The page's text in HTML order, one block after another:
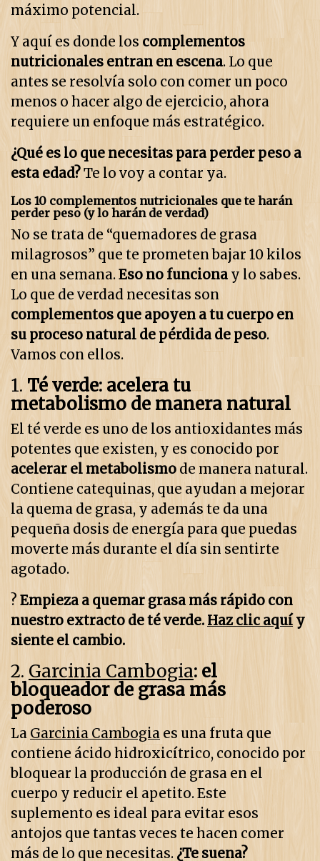
máximo potencial.
Y aquí es donde los complementos
nutricionales entran en escena. Lo que
antes se resolvía solo con comer un poco
menos o hacer algo de ejercicio, ahora
requiere un enfoque más estratégico.
¿Qué es lo que necesitas para perder peso a
esta edad?Te lo voy a contar ya.
Los 10 complementos nutricionales que te harán
perder peso (y lo harán de verdad)
No se trata de “quemadores de grasa
milagrosos” que te prometen bajar 10 kilos
en una semana.Eso no funciona y lo sabes.
Lo que de verdad necesitas son
complementos que apoyen a tu cuerpo en
su proceso natural de pérdida de peso.
Vamos con ellos.
1. Té verde: acelera tu
metabolismo de manera natural
El té verde es uno de los antioxidantes más
potentes que existen, y es conocido por
acelerar el metabolismo de manera natural.
Contiene catequinas, que ayudan a mejorar
la quema de grasa, y además te da una
pequeña dosis de energía para que puedas
moverte más durante el día sin sentirte
agotado.
? Empieza a quemar grasa más rápido con
nuestro extracto de té verde. Haz clic aquí y
siente el cambio.
2. Garcinia Cambogia: el
bloqueador de grasa más
poderoso
La Garcinia Cambogia es una fruta que
contiene ácido hidroxicítrico, conocido por
bloquear la producción de grasa en el
cuerpo y reducir el apetito. Este
suplemento es ideal para evitar esos
antojos que tantas veces te hacen comer
más de lo que necesitas. ¿Te suena?